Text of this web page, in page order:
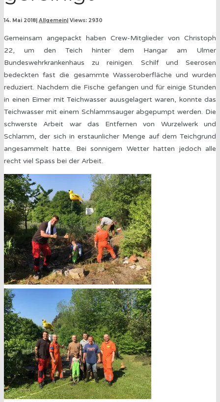
14. Mai 2018 Allgemein Views: 2930
Gemeinsam angepackt haben Crew-Mitglieder von Christoph
22, um den Teich hinter dem Hangar am Ulmer
Bundeswehrkrankenhaus zu reinigen. Schilf und Seerosen
bedeckten fast die gesammte Wasseroberfläche und wurden
reduziert. Nachdem die Fische gefangen und für einige Stunden
in einen Eimer mit Teichwasser auusgelagert waren, konnte das
Teichwasser mit einem Schlammsauger abgepumpt werden. Die
schwerste Arbeit war das Entfernen von Wurzelwerk und
Schlamm, der sich in erstaunlicher Menge auf dem Teichgrund
angesammelt hatte. Bei sonnigem Wetter hatten jedoch alle
recht viel Spass bei der Arbeit.